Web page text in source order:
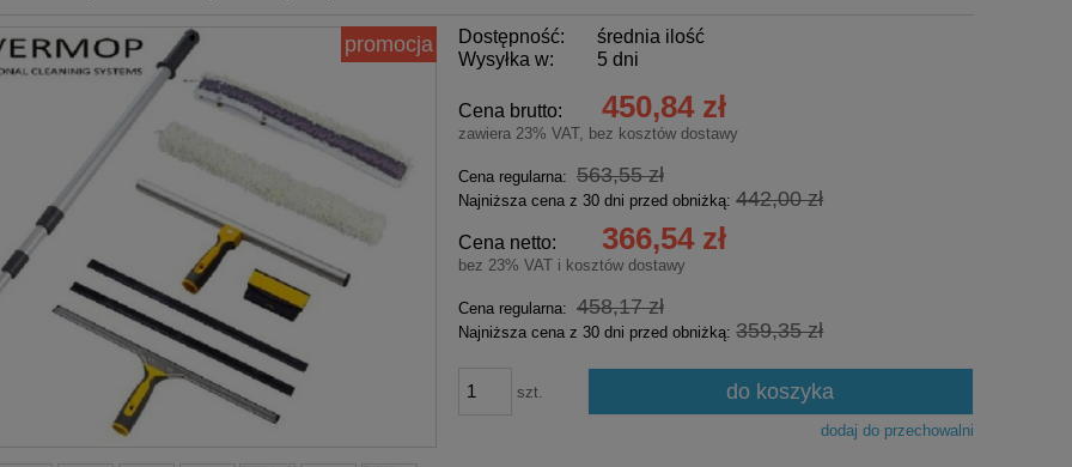
promocja Dostępność:
średnia ilość
Wysyłka w:
5 dni
Cena brutto: 450,84 zł
zawiera 23% VAT, bez kosztów dostawy
Cena regularna: 563,55 zł
Najniższa cena z 30 dni przed obniżką:442,00 zł
Cena netto: 366,54 zł
bez 23% VAT i kosztów dostawy
Cena regularna: 458,17 zł
Najniższa cena z 30 dni przed obniżką:359,35 zł
szt. do koszyka
dodaj do przechowalni